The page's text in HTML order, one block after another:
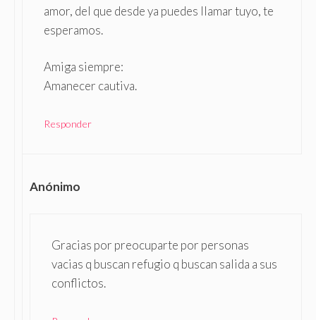
amor, del que desde ya puedes llamar tuyo, te
esperamos.
Amiga siempre:
Amanecer cautiva.
Responder
Anónimo
Gracias por preocuparte por personas
vacias q buscan refugio q buscan salida a sus
conflictos.